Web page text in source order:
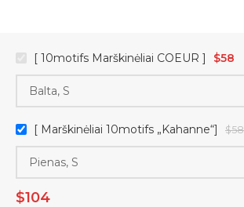
[ 10motifs Marškinėliai COEUR ] $58
[ Marškinėliai 10motifs „Kahanne“] $58
$104